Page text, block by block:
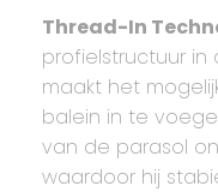
Thread-In
profielstructuur in
maakt het
balein in te
van de parasol
waardoor hij